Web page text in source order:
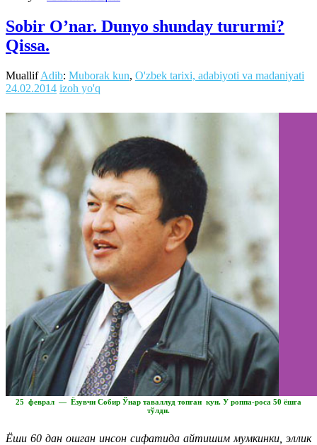
Sobir O’nar. Dunyo shunday tururmi?
Qissa.
MuallifAdib: Muborak kun, O'zbek tarixi, adabiyoti va madaniyati
24.02.2014 izoh yo'q
25 феврал — Ёзувчи Собир Ўнар таваллуд топган кун. У роппа-роса 50 ёшга
тўлди.
Ёши 60 дан ошган инсон сифатида айтишим мумкинки, эллик